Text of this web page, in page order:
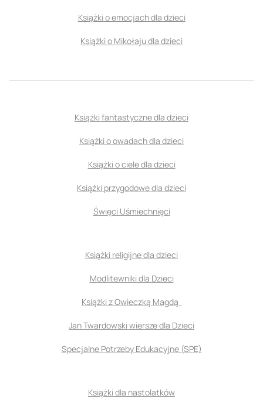
Książki o emocjach dla dzieci
Książki o Mikołaju dla dzieci
Książki fantastyczne dla dzieci
Książki o owadach dla dzieci
Książki o ciele dla dzieci
Książki przygodowe dla dzieci
Święci Uśmiechnięci
Książki religijne dla dzieci
Modlitewniki dla Dzieci
Książki z Owieczką Magdą
Jan Twardowski wiersze dla Dzieci
Specjalne Potrzeby Edukacyjne (SPE)
Książki dla nastolatków